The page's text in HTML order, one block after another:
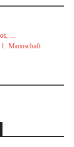
...
Mannschaft